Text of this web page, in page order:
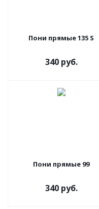
Пони прямые 135 S
340 руб.
Пони прямые 99
340 руб.